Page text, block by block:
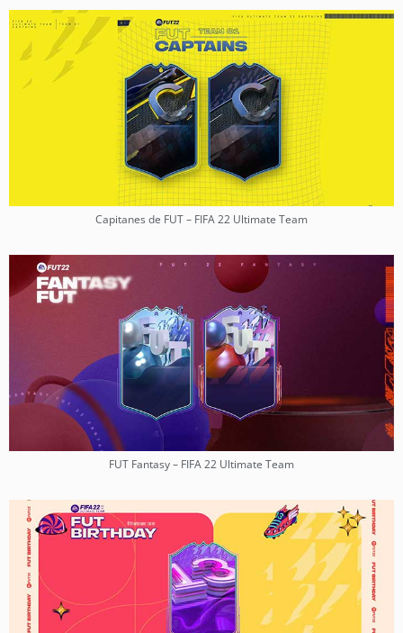
Capitanes de FUT – FIFA 22 Ultimate Team
FUT Fantasy – FIFA 22 Ultimate Team